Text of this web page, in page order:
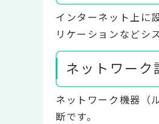
インターネット上に
リケーションなどシ
ネットワーク
ネットワーク機器（
断です。